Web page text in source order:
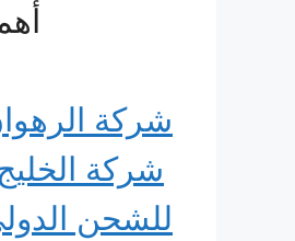
شركة
شركة
للشحن